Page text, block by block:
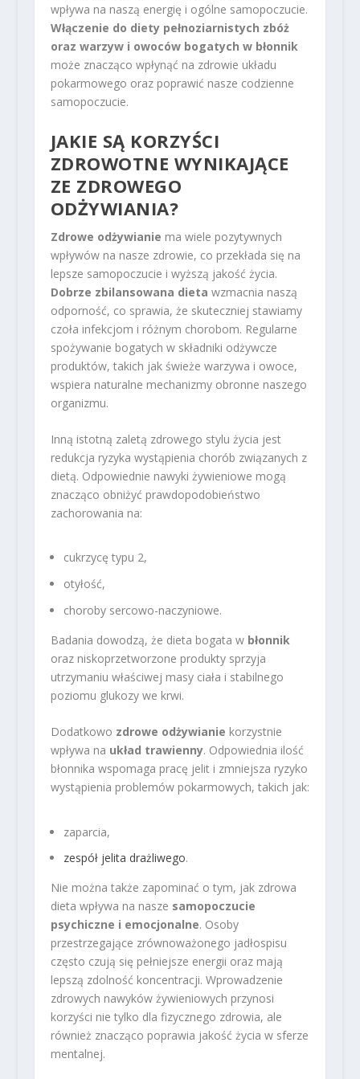
wpływa na naszą energię i ogólne samopoczucie.
Włączenie do diety pełnoziarnistych zbóż
oraz warzyw i owoców bogatych w błonnik
może znacząco wpłynąć na zdrowie układu
pokarmowego oraz poprawić nasze codzienne
samopoczucie.
JAKIE SĄ KORZYŚCI
ZDROWOTNE WYNIKAJĄCE
ZE ZDROWEGO
ODŻYWIANIA?
Zdrowe odżywianie ma wiele pozytywnych
wpływów na nasze zdrowie, co przekłada się na
lepsze samopoczucie i wyższą jakość życia.
Dobrze zbilansowana dieta wzmacnia naszą
odporność, co sprawia, że skuteczniej stawiamy
czoła infekcjom i różnym chorobom. Regularne
spożywanie bogatych w składniki odżywcze
produktów, takich jak świeże warzywa i owoce,
wspiera naturalne mechanizmy obronne naszego
organizmu.
Inną istotną zaletą zdrowego stylu życia jest
redukcja ryzyka wystąpienia chorób związanych z
dietą. Odpowiednie nawyki żywieniowe mogą
znacząco obniżyć prawdopodobieństwo
zachorowania na:
cukrzycę typu 2,
otyłość,
choroby sercowo-naczyniowe.
Badania dowodzą, że dieta bogata w błonnik
oraz niskoprzetworzone produkty sprzyja
utrzymaniu właściwej masy ciała i stabilnego
poziomu glukozy we krwi.
Dodatkowo zdrowe odżywianie korzystnie
wpływa na układ trawienny. Odpowiednia ilość
błonnika wspomaga pracę jelit i zmniejsza ryzyko
wystąpienia problemów pokarmowych, takich jak:
zaparcia,
zespół jelita drażliwego.
Nie można także zapominać o tym, jak zdrowa
dieta wpływa na nasze samopoczucie
psychiczne i emocjonalne. Osoby
przestrzegające zrównoważonego jadłospisu
często czują się pełniejsze energii oraz mają
lepszą zdolność koncentracji. Wprowadzenie
zdrowych nawyków żywieniowych przynosi
korzyści nie tylko dla fizycznego zdrowia, ale
również znacząco poprawia jakość życia w sferze
mentalnej.